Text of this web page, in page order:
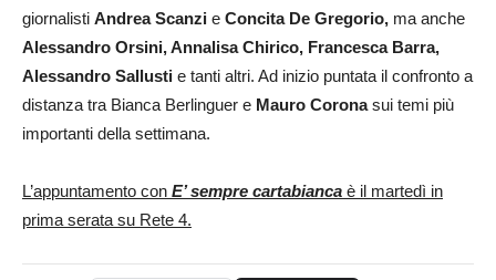
giornalisti Andrea Scanzi e Concita De Gregorio, ma anche
Alessandro Orsini, Annalisa Chirico, Francesca Barra,
Alessandro Sallusti e tanti altri. Ad inizio puntata il confronto a
distanza tra Bianca Berlinguer e Mauro Coronasui temi più
importanti della settimana.
L’appuntamento con E’ sempre cartabianca è il martedì in
prima serata su Rete 4.